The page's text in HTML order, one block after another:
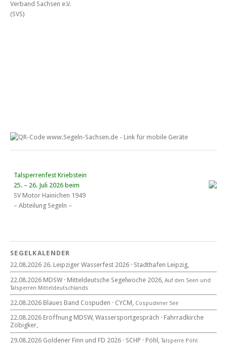
Talsperrenfest Kriebstein
25. – 26. Juli 2026 beim
SV Motor Hainichen 1949
– Abteilung Segeln –
Eröffnung MDSW
11°° Uhr Fahrrad­kirche Markkleeberg
Blaues Band Cospudener See
22. August 2026
beim CYCM
SEGELKALENDER
22.08.2026 26. Leipziger Wasserfest 2026 · Stadthafen Leipzig,
22.08.2026 MDSW · Mitteldeutsche Segelwoche 2026, Auf den Seen und
Tal­sperren Mittel­deut­sch­lands
22.08.2026 Blaues Band Cospuden · CYCM, Cospudener See
22.08.2026 Eröffnung MDSW, Wassersportgespräch · Fahrradkirche
Zöbigker,
29.08.2026 Goldener Finn und FD 2026 · SCHP · Pöhl, Talsperre Pöhl